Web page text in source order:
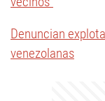
Denuncian
venezolanas